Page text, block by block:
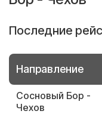
Последние
Направление
Сосновый Бор -
Чехов